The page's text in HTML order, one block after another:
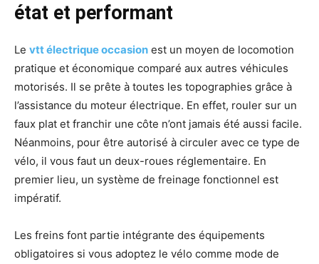
état et performant
Le vtt électrique occasion est un moyen de locomotion
pratique et économique comparé aux autres véhicules
motorisés. Il se prête à toutes les topographies grâce à
l’assistance du moteur électrique. En effet, rouler sur un
faux plat et franchir une côte n’ont jamais été aussi facile.
Néanmoins, pour être autorisé à circuler avec ce type de
vélo, il vous faut un deux-roues réglementaire. En
premier lieu, un système de freinage fonctionnel est
impératif.
Les freins font partie intégrante des équipements
obligatoires si vous adoptez le vélo comme mode de